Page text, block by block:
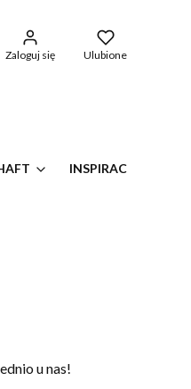
Zaloguj się Ulubione
INSPIRACJE
u nas!